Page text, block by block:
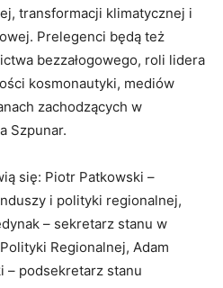
transformacji klimatycznej i
Prelegenci będą też
bezzałogowego, roli lidera
kosmonautyki, mediów
zachodzących w
Szpunar.
się: Piotr Patkowski –
i polityki regionalnej,
– sekretarz stanu w
Regionalnej, Adam
podsekretarz stanu